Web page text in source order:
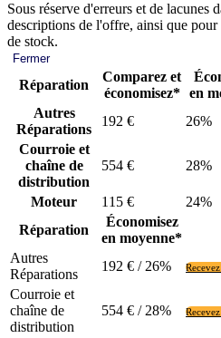
Sous réserve d'erreurs et de lacunes
descriptions de l'offre, ainsi que pour
de stock.
Fermer
Réparation
Comparez et
économisez*
en
Autres
Réparations
192 € 26%
Courroie et
chaîne de
distribution
554 € 28%
Moteur 115 € 24%
Réparation
Économisez
en moyenne*
Autres
Réparations
192 € / 26%
Courroie et
chaîne de
distribution
554 € / 28%